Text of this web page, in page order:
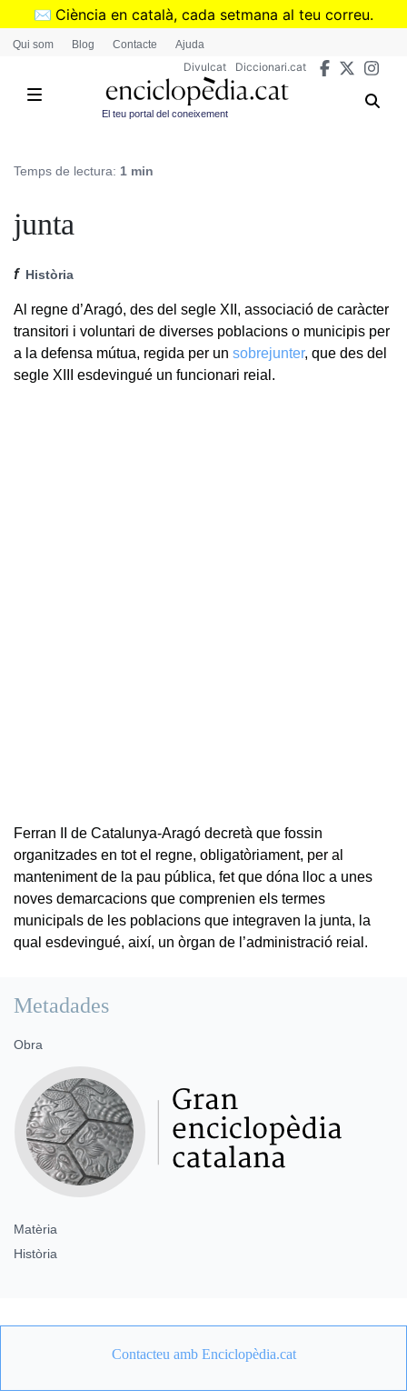
Vés
✉️ Ciència en català, cada setmana al teu correu.
➜Subscriu-te al butlletí de Divulcat
Qui som Blog Contacte Ajuda
Divulcat Diccionari.cat
El teu portal del coneixement
Temps de lectura: 1 min
junta
f Història
Al regne d’Aragó, des del segle XII, associació de caràcter
transitori i voluntari de diverses poblacions o municipis per
a la defensa mútua, regida per un sobrejunter, que des del
segle XIII esdevingué un funcionari reial.
Ferran II de Catalunya-Aragó decretà que fossin
organitzades en tot el regne, obligatòriament, per al
manteniment de la pau pública, fet que dóna lloc a unes
noves demarcacions que comprenien els termes
municipals de les poblacions que integraven la junta, la
qual esdevingué, així, un òrgan de l’administració reial.
Metadades
Obra
Matèria
Història
Contacteu amb Enciclopèdia.cat